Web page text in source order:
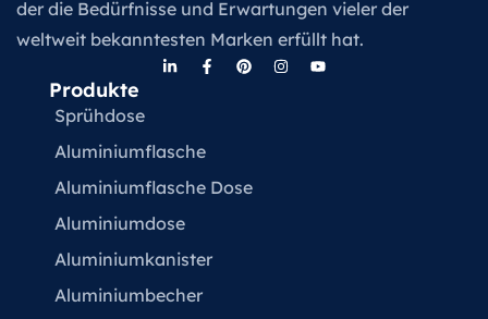
der die Bedürfnisse und Erwartungen vieler der
weltweit bekanntesten Marken erfüllt hat.
Produkte
Sprühdose
Aluminiumflasche
Aluminiumflasche Dose
Aluminiumdose
Aluminiumkanister
Aluminiumbecher